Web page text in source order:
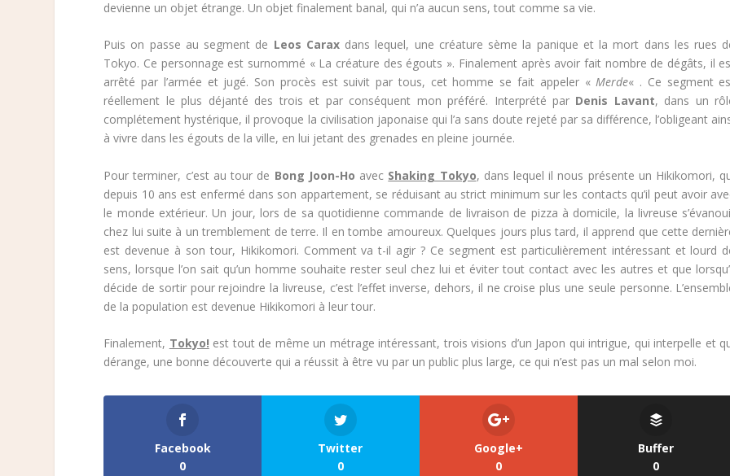
devienne un objet étrange. Un objet finalement banal, qui n’a aucun sens, tout comme sa vie.
Puis on passe au segment de Leos Caraxdans lequel, une créature sème la panique et la mort dans les rues
Tokyo. Ce personnage est surnommé « La créature des égouts ». Finalement après avoir fait nombre de dégâts, il
arrêté par l’armée et jugé. Son procès est suivit par tous, cet homme se fait appeler «Merde« . Ce segment
réellement le plus déjanté des trois et par conséquent mon préféré. Interprété par Denis Lavant, dans un
complétement hystérique, il provoque la civilisation japonaise qui l’a sans doute rejeté par sa différence, l’obligeant
à vivre dans les égouts de la ville, en lui jetant des grenades en pleine journée.
Pour terminer, c’est au tour de Bong Joon-Ho avec Shaking Tokyo, dans lequel il nous présente un Hikikomori,
depuis 10 ans est enfermé dans son appartement, se réduisant au strict minimum sur les contacts qu’il peut avoir
le monde extérieur. Un jour, lors de sa quotidienne commande de livraison de pizza à domicile, la livreuse
chez lui suite à un tremblement de terre. Il en tombe amoureux. Quelques jours plus tard, il apprend que cette
est devenue à son tour, Hikikomori. Comment va t-il agir ? Ce segment est particulièrement intéressant et lourd
sens, lorsque l’on sait qu’un homme souhaite rester seul chez lui et éviter tout contact avec les autres et que
décide de sortir pour rejoindre la livreuse, c’est l’effet inverse, dehors, il ne croise plus une seule personne.
de la population est devenue Hikikomori à leur tour.
Finalement, Tokyo! est tout de même un métrage intéressant, trois visions d’un Japon qui intrigue, qui interpelle et
dérange, une bonne découverte qui a réussit à être vu par un public plus large, ce qui n’est pas un mal selon moi.
Facebook
0
Twitter
0
Google+
0
Buffer
0